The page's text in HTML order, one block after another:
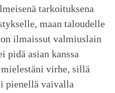
tarkoituksena
maan taloudelle
ilmaissut valmiuslain
pidä asian kanssa
virhe, sillä
pienellä vaivalla